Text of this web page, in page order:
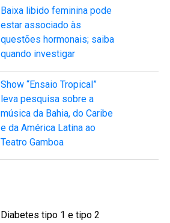
Baixa libido feminina pode
estar associado às
questões hormonais; saiba
quando investigar
Show “Ensaio Tropical”
leva pesquisa sobre a
música da Bahia, do Caribe
e da América Latina ao
Teatro Gamboa
Diabetes tipo 1 e tipo 2